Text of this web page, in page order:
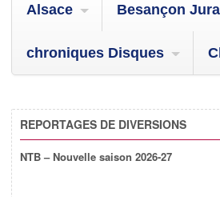
Alsace Besançon Jura
chroniques Disques
REPORTAGES DE DIVERSIONS
NTB – Nouvelle saison 2026-27